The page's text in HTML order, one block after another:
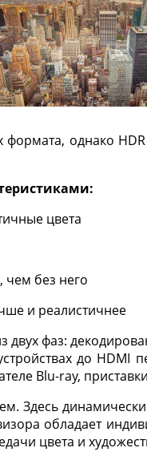
однако
цвета
чем без него
и реалистичнее
двух фаз:
до
Blu-ray,
Здесь
обладает
цвета и